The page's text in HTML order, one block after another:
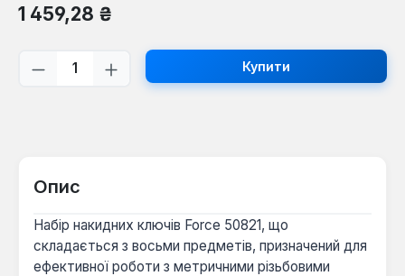
Звичайна ціна:
1 459,28 ₴
Кількість товару: Введіть потрібну
Купити
Опис
Набір накидних ключів Force 50821, що
складається з восьми предметів, призначений для
ефективної роботи з метричними різьбовими